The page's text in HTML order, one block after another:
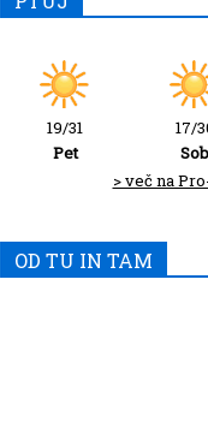
19/31
Pet
17/
Sob
> več na
OD TU IN TAM